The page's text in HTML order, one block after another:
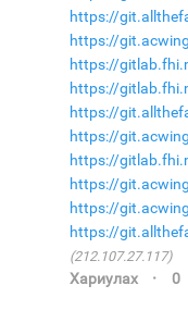
https://
https://
https://
https://
https://
https://
https://
https://
https://
https://
(212.107.27.117)
Хариулах · 0